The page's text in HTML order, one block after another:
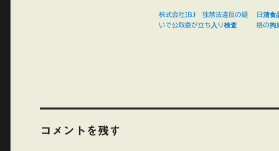
株式会社IBJ 独禁法違反の疑
いで公取委が立ち入り検査
日清食
格の拘
コメントを残す